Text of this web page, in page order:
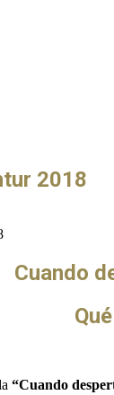
2018
Cuando
“Cuando